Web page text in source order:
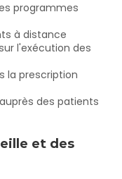
programmes
à distance
l'exécution des
la prescription
des patients
et des